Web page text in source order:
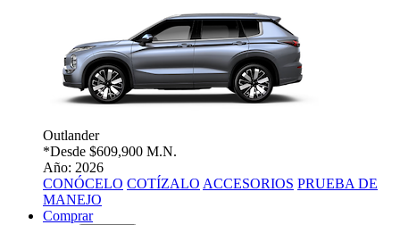
Outlander
*Desde $609,900 M.N.
Año: 2026
CONÓCELO COTÍZALO ACCESORIOS PRUEBA DE
MANEJO
Comprar